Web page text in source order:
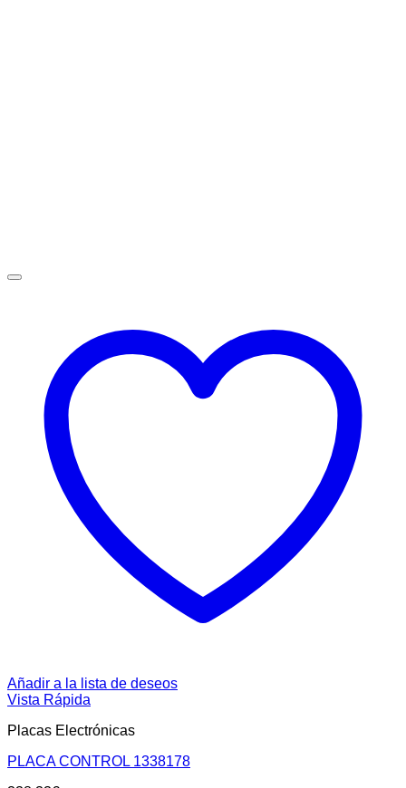
Añadir a la lista de deseos
Vista Rápida
Placas Electrónicas
PLACA CONTROL 1338178